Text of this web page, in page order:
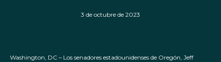
3 de octubre de 2023
Washington, DC – Los senadores estadounidenses de Oregón, Jeff